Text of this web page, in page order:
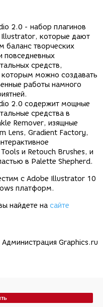
2.0 - набор плагинов
Illustrator, которые дают
баланс творческих
повседневных
средств,
которым можно создавать
работы намного
2.0 содержит мощные
средства в
Remover, изящные
Lens, Gradient Factory,
и Retouch Brushes, и
в Palette Shepherd.
с Adobe Illustrator 10
платформ.
найдете на сайте
Администрация Graphics.ru